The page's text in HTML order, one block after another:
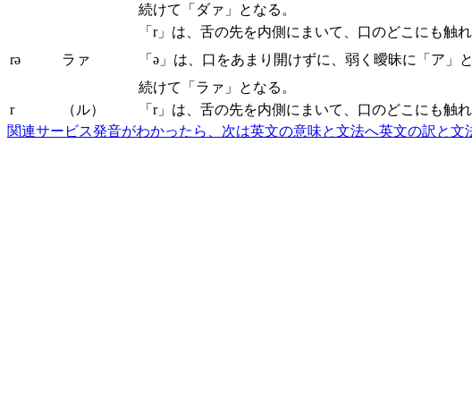
続けて「ダァ」となる。
rə ラァ
「r」は、舌の先を内側にまいて、口のどこにも触
「ə」は、口をあまり開けずに、弱く曖昧に「ア」と
続けて「ラァ」となる。
r
（ル）
「r」は、舌の先を内側にまいて、口のどこにも触
関連サービス発音がわかったら、次は英文の意味と文法へ英文の訳と文